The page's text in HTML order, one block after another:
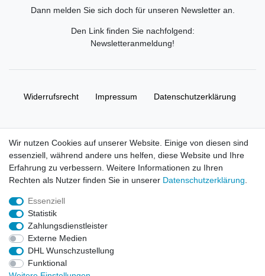
Dann melden Sie sich doch für unseren Newsletter an.
Den Link finden Sie nachfolgend:
Newsletteranmeldung!
Widerrufs­recht Impressum Daten­schutz­erklärung
© Copyright 2026 | Alle Rechte vorbehalten. HL-
Handelsgesellschaft mbH.
Alle Markennamen, Warenzeichen sowie sämtliche Produktbilder
und Beschreibungen sind Eigentum Ihrer rechtmäßigen
Eigentümer und dienen hier nur der Beschreibung.
Preise nur für registrierte Händler, ansonsten zeigt der Shop 0,00
€
Wir nutzen Cookies auf unserer Website. Einige von diesen sind
essenziell, während andere uns helfen, diese Website und Ihre
Erfahrung zu verbessern. Weitere Informationen zu Ihren
Rechten als Nutzer finden Sie in unserer Daten­schutz­erklärung
Essenziell
Statistik
Zahlungsdienstleister
Externe Medien
DHL Wunschzustellung
Funktional